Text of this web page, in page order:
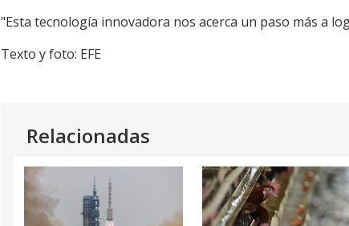
"Esta tecnología innovadora nos acerca un paso más a
Texto y foto: EFE
Relacionadas